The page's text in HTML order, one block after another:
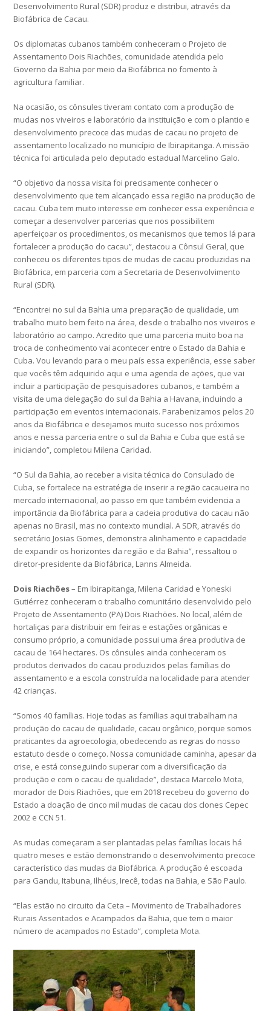
Desenvolvimento Rural (SDR) produz e distribui, através da
Biofábrica de Cacau.
Os diplomatas cubanos também conheceram o Projeto de
Assentamento Dois Riachões, comunidade atendida pelo
Governo da Bahia por meio da Biofábrica no fomento à
agricultura familiar.
Na ocasião, os cônsules tiveram contato com a produção de
mudas nos viveiros e laboratório da instituição e com o plantio e
desenvolvimento precoce das mudas de cacau no projeto de
assentamento localizado no município de Ibirapitanga. A missão
técnica foi articulada pelo deputado estadual Marcelino Galo.
“O objetivo da nossa visita foi precisamente conhecer o
desenvolvimento que tem alcançado essa região na produção de
cacau. Cuba tem muito interesse em conhecer essa experiência e
começar a desenvolver parcerias que nos possibilitem
aperfeiçoar os procedimentos, os mecanismos que temos lá para
fortalecer a produção do cacau”, destacou a Cônsul Geral, que
conheceu os diferentes tipos de mudas de cacau produzidas na
Biofábrica, em parceria com a Secretaria de Desenvolvimento
Rural (SDR).
“Encontrei no sul da Bahia uma preparação de qualidade, um
trabalho muito bem feito na área, desde o trabalho nos viveiros e
laboratório ao campo. Acredito que uma parceria muito boa na
troca de conhecimento vai acontecer entre o Estado da Bahia e
Cuba. Vou levando para o meu país essa experiência, esse saber
que vocês têm adquirido aqui e uma agenda de ações, que vai
incluir a participação de pesquisadores cubanos, e também a
visita de uma delegação do sul da Bahia a Havana, incluindo a
participação em eventos internacionais. Parabenizamos pelos 20
anos da Biofábrica e desejamos muito sucesso nos próximos
anos e nessa parceria entre o sul da Bahia e Cuba que está se
iniciando”, completou Milena Caridad.
“O Sul da Bahia, ao receber a visita técnica do Consulado de
Cuba, se fortalece na estratégia de inserir a região cacaueira no
mercado internacional, ao passo em que também evidencia a
importância da Biofábrica para a cadeia produtiva do cacau não
apenas no Brasil, mas no contexto mundial. A SDR, através do
secretário Josias Gomes, demonstra alinhamento e capacidade
de expandir os horizontes da região e da Bahia”, ressaltou o
diretor-presidente da Biofábrica, Lanns Almeida.
Dois Riachões– Em Ibirapitanga, Milena Caridad e Yoneski
Gutiérrez conheceram o trabalho comunitário desenvolvido pelo
Projeto de Assentamento (PA) Dois Riachões. No local, além de
hortaliças para distribuir em feiras e estações orgânicas e
consumo próprio, a comunidade possui uma área produtiva de
cacau de 164 hectares. Os cônsules ainda conheceram os
produtos derivados do cacau produzidos pelas famílias do
assentamento e a escola construída na localidade para atender
42 crianças.
“Somos 40 famílias. Hoje todas as famílias aqui trabalham na
produção do cacau de qualidade, cacau orgânico, porque somos
praticantes da agroecologia, obedecendo as regras do nosso
estatuto desde o começo. Nossa comunidade caminha, apesar da
crise, e está conseguindo superar com a diversificação da
produção e com o cacau de qualidade”, destaca Marcelo Mota,
morador de Dois Riachões, que em 2018 recebeu do governo do
Estado a doação de cinco mil mudas de cacau dos clones Cepec
2002 e CCN 51.
As mudas começaram a ser plantadas pelas famílias locais há
quatro meses e estão demonstrando o desenvolvimento precoce
característico das mudas da Biofábrica. A produção é escoada
para Gandu, Itabuna, Ilhéus, Irecê, todas na Bahia, e São Paulo.
“Elas estão no circuito da Ceta – Movimento de Trabalhadores
Rurais Assentados e Acampados da Bahia, que tem o maior
número de acampados no Estado”, completa Mota.